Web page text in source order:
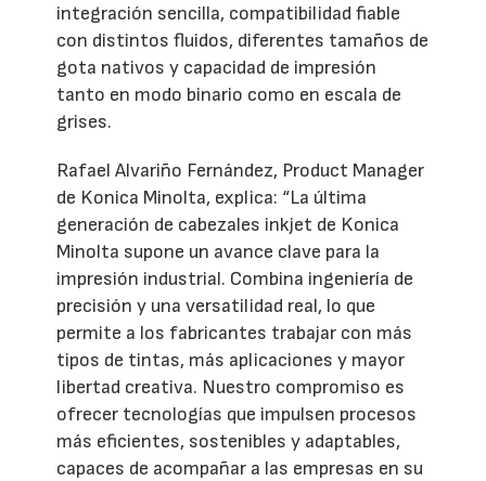
integración sencilla, compatibilidad fiable
con distintos fluidos, diferentes tamaños de
gota nativos y capacidad de impresión
tanto en modo binario como en escala de
grises.
Rafael Alvariño Fernández, Product Manager
de Konica Minolta, explica: “La última
generación de cabezales inkjet de Konica
Minolta supone un avance clave para la
impresión industrial. Combina ingeniería de
precisión y una versatilidad real, lo que
permite a los fabricantes trabajar con más
tipos de tintas, más aplicaciones y mayor
libertad creativa. Nuestro compromiso es
ofrecer tecnologías que impulsen procesos
más eficientes, sostenibles y adaptables,
capaces de acompañar a las empresas en su